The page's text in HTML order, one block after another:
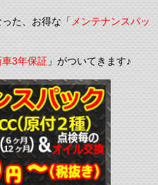
た、お得な「メンテナンスパッ
車3年保証」がついてきます♪